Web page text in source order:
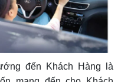
đến Khách Hàng là